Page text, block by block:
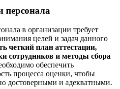
персонала
в организации требует
целей и задач данного
четкий план аттестации,
сотрудников и методы сбора
обеспечить
процесса оценки, чтобы
достоверными и адекватными.